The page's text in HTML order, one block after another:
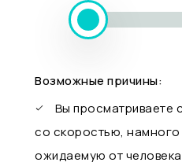
Возможные причины:
Вы просматриваете
со скоростью,
ожидаемую от человека